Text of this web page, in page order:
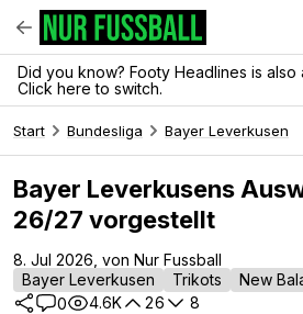
Did you know? Footy Headlines is also
Click here to switch.
Start Bundesliga Bayer Leverkusen
Bayer Leverkusens
26/27 vorgestellt
8. Jul 2026, von Nur Fussball
Bayer Leverkusen
Trikots New
0
4.6K 26
8